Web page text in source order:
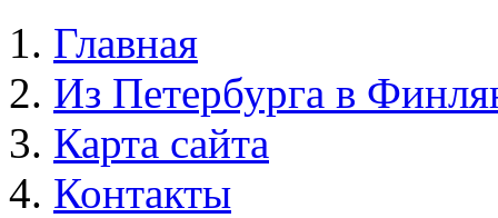
Главная
Из Петербурга в
Карта сайта
Контакты